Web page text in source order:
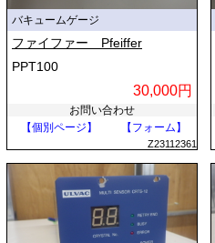
バキュームゲージ
ファイファー Pfeiffer
PPT100
30,000円
お問い合わせ
【個別ページ】
【フォーム】
Z23112361